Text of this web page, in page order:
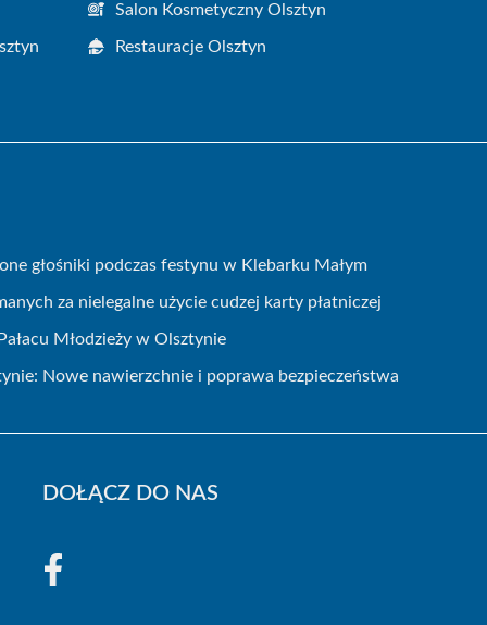
Salon Kosmetyczny Olsztyn
Restauracje Olsztyn
głośniki podczas festynu w Klebarku Małym
za nielegalne użycie cudzej karty płatniczej
Młodzieży w Olsztynie
Nowe nawierzchnie i poprawa bezpieczeństwa
DOŁĄCZ DO NAS